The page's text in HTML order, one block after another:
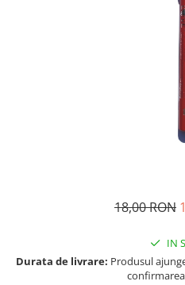
18,00 RON
IN
Durata de livrare: Produsul